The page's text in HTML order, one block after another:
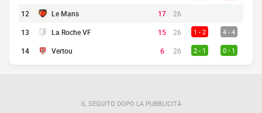
12 Le Mans 17
26
13
La Roche VF 15 26 1 - 2 4 - 4
14 Vertou 6 26 2 - 1 0 - 1
IL SEGUITO DOPO LA PUBBLICITÀ